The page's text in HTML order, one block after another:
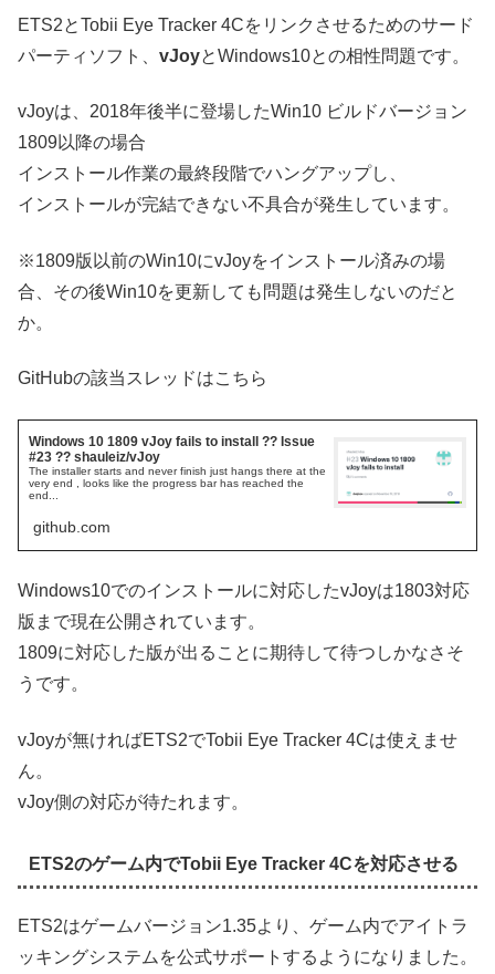
ETS2とTobii Eye Tracker 4Cをリンクさせるためのサード
パーティソフト、 vJoyとWindows10との相性問題です。
vJoyは、2018年後半に登場したWin10 ビルドバージョン
1809以降の場合
インストール作業の最終段階でハングアップし、
インストールが完結できない不具合が発生しています。
※1809版以前のWin10にvJoyをインストール済みの場
合、その後Win10を更新しても問題は発生しないのだと
か。
GitHubの該当スレッドはこちら
Windows 10 1809 vJoy fails to install ?? Issue
#23 ?? shauleiz/vJoy
The installer starts and never finish just hangs there at the
very end , looks like the progress bar has reached the
end...
github.com
Windows10でのインストールに対応したvJoyは1803対応
版まで現在公開されています。
1809に対応した版が出ることに期待して待つしかなさそ
うです。
vJoyが無ければETS2でTobii Eye Tracker 4Cは使えませ
ん。
vJoy側の対応が待たれます。
ETS2のゲーム内でTobii Eye Tracker 4Cを対応させる
ETS2はゲームバージョン1.35より、ゲーム内でアイトラ
ッキングシステムを公式サポートするようになりました。